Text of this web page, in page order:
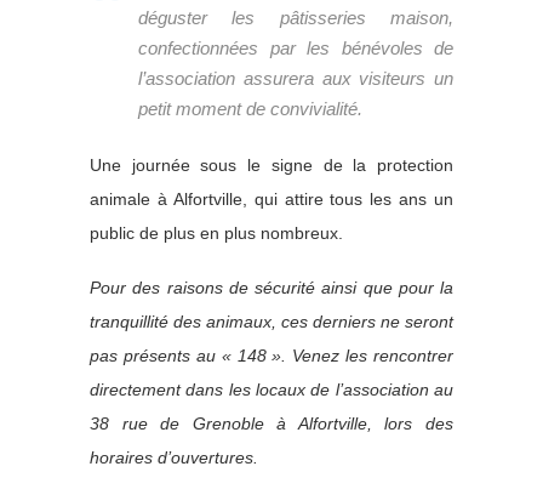
déguster les pâtisseries maison,
confectionnées par les bénévoles de
l’association assurera aux visiteurs un
petit moment de convivialité.
Une journée sous le signe de la protection
animale à Alfortville, qui attire tous les ans un
public de plus en plus nombreux.
Pour des raisons de sécurité ainsi que pour la
tranquillité des animaux, ces derniers ne seront
pas présents au « 148 ». Venez les rencontrer
directement dans les locaux de l’association au
38 rue de Grenoble à Alfortville, lors des
horaires d’ouvertures.